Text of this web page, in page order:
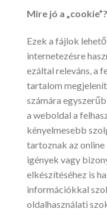
Mire jó a „cookie”?
Ezek a fájlok
internetezésre
ezáltal releváns, a
tartalom
számára
a weboldal a
kényelmesebb
tartoznak az
igények vagy
elkészítéséhez is
információkkal
oldalhasználati